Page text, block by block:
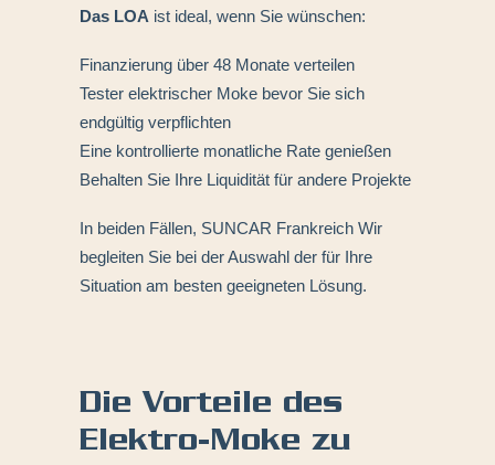
Das LOA ist ideal, wenn Sie wünschen:
Finanzierung über 48 Monate verteilen
Tester elektrischer Moke bevor Sie sich
endgültig verpflichten
Eine kontrollierte monatliche Rate genießen
Behalten Sie Ihre Liquidität für andere Projekte
In beiden Fällen, SUNCAR Frankreich Wir
begleiten Sie bei der Auswahl der für Ihre
Situation am besten geeigneten Lösung.
Die Vorteile des
Elektro-Moke zu